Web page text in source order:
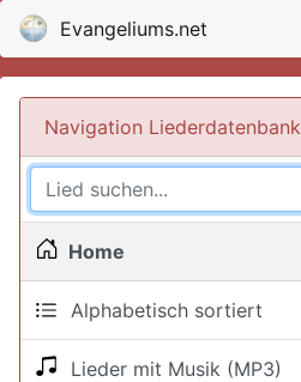
Evangeliums.net
Navigation Liederdatenbank
Home
Alphabetisch sortiert
Lieder mit Musik (MP3)